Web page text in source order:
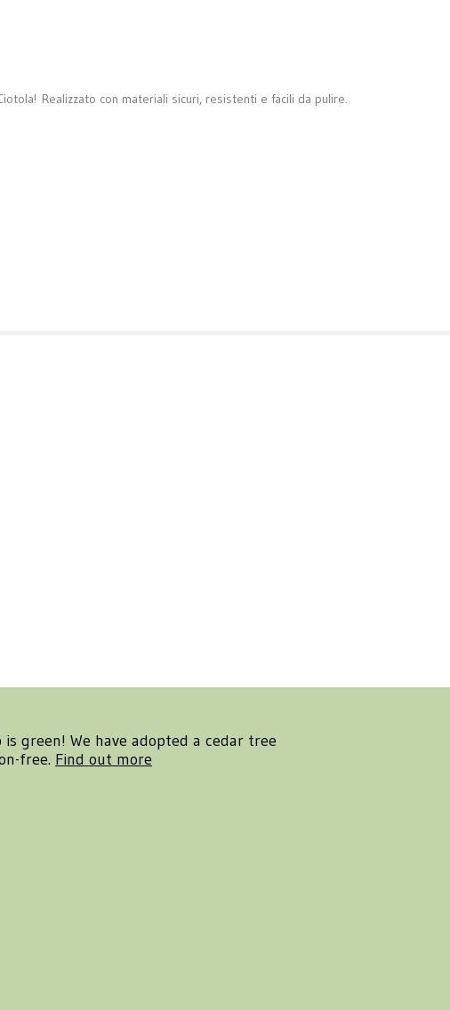
Realizzato con materiali sicuri, resistenti e facili da pulire.
is green! We have adopted a cedar tree
free. Find out more